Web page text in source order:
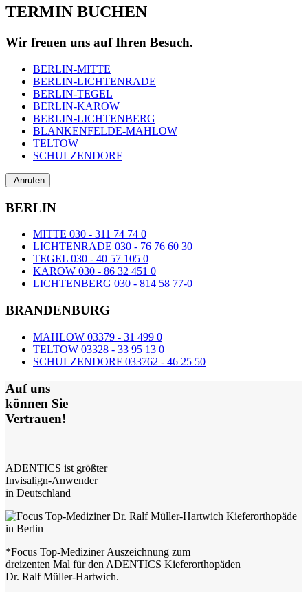
TERMIN BUCHEN
Wir freuen uns auf Ihren Besuch.
BERLIN-MITTE
BERLIN-LICHTENRADE
BERLIN-TEGEL
BERLIN-KAROW
BERLIN-LICHTENBERG
BLANKENFELDE-MAHLOW
TELTOW
SCHULZENDORF
Anrufen
BERLIN
MITTE 030 - 311 74 74 0
LICHTENRADE 030 - 76 76 60 30
TEGEL 030 - 40 57 105 0
KAROW 030 - 86 32 451 0
LICHTENBERG 030 - 814 58 77-0
BRANDENBURG
MAHLOW 03379 - 31 499 0
TELTOW 03328 - 33 95 13 0
SCHULZENDORF 033762 - 46 25 50
Auf uns
können Sie
Vertrauen!
ADENTICS ist größter
Invisalign-Anwender
in Deutschland
*Focus Top-Mediziner Auszeichnung zum
dreizenten Mal für den ADENTICS Kieferorthopäden
Dr. Ralf Müller-Hartwich.